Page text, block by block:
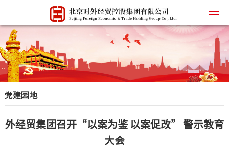
公司简
主营业
党建园地
外经贸集团召开“以案为鉴 以案促改” 警示教育
大会